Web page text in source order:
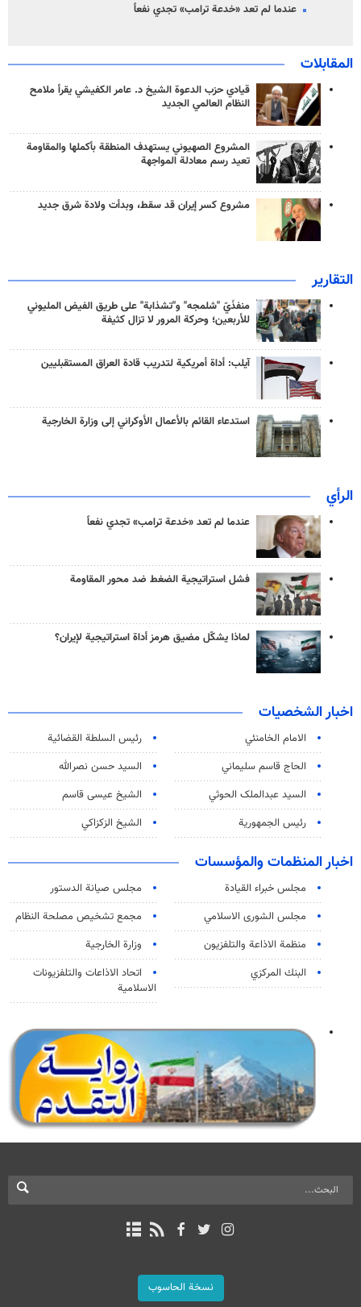
عندما لم تعد «خدعة ترامب» تجدي نفعاً
المقابلات
قيادي حزب الدعوة الشيخ د. عامر الكفيشي يقرأ ملامح
النظام العالمي الجديد
المشروع الصهيوني يستهدف المنطقة بأكملها والمقاومة
تعيد رسم معادلة المواجهة
مشروع كسر إيران قد سقط، وبدأت ولادة شرق جديد
التقارير
منفذَيّ "شلمجه" و"تشذابة" على طريق الفيض المليوني
للأربعين؛ وحركة المرور لا تزال كثيفة
آيلب: أداة أمريكية لتدريب قادة العراق المستقبليين
استدعاء القائم بالأعمال الأوكراني إلى وزارة الخارجية
الرأي
عندما لم تعد «خدعة ترامب» تجدي نفعاً
فشل استراتيجية الضغط ضد محور المقاومة
لماذا يشكّل مضيق هرمز أداة استراتيجية لإيران؟
اخبار الشخصيات
الامام الخامنئي
رئیس السلطة القضائیة
الحاج قاسم سليماني
السيد حسن نصرالله
السید عبدالملک الحوثي
الشيخ عيسى قاسم
رئيس الجمهورية
الشيخ الزكزاكي
اخبار المنظمات والمؤسسات
مجلس خبراء القيادة
مجلس صيانة الدستور
مجلس الشورى الاسلامي
مجمع تشخيص مصلحة النظام
منظمة الاذاعة والتلفزیون
وزارة الخارجية
البنك المركزي
اتحاد الاذاعات والتلفزيونات
الاسلامية
نسخة الحاسوب